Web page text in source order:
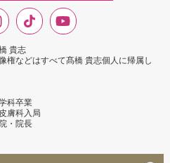
貴志
権などはすべて髙橋 貴志個人に帰属し
科卒業
膚科入局
・院長